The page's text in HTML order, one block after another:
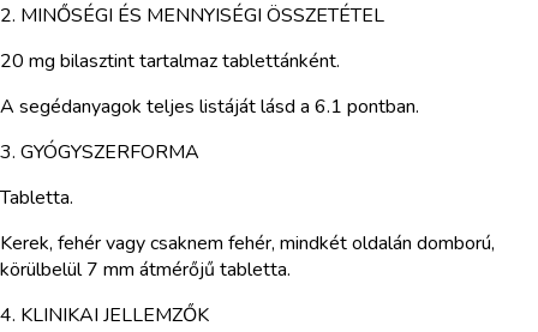
2. MINŐSÉGI ÉS MENNYISÉGI ÖSSZETÉTEL
20 mg bilasztint tartalmaz tablettánként.
A segédanyagok teljes listáját lásd a 6.1 pontban.
3. GYÓGYSZERFORMA
Tabletta.
Kerek, fehér vagy csaknem fehér, mindkét oldalán domború,
körülbelül 7 mm átmérőjű tabletta.
4. KLINIKAI JELLEMZŐK